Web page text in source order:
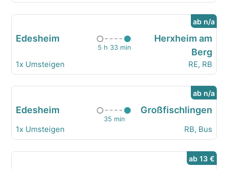
ab n/a
Edesheim
5 h 33 min
Herxheim am
Berg
1x Umsteigen RE, RB
ab n/a
Edesheim
35 min
Großfischlingen
1x Umsteigen RB, Bus
ab 13 €